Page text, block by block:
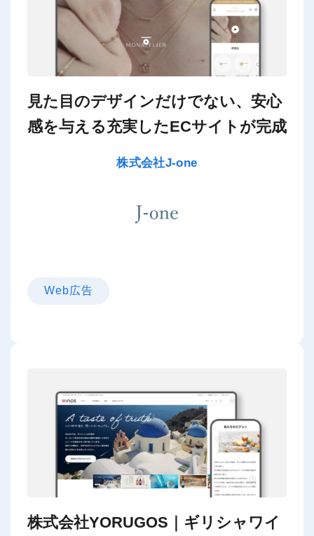
見た目のデザインだけでない、安心
感を与える充実したECサイトが完成
株式会社J-one
Web広告
株式会社YORUGOS｜ギリシャワイ